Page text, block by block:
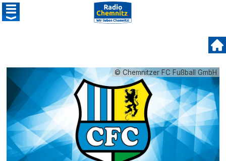
© Chemnitzer FC Fußball GmbH